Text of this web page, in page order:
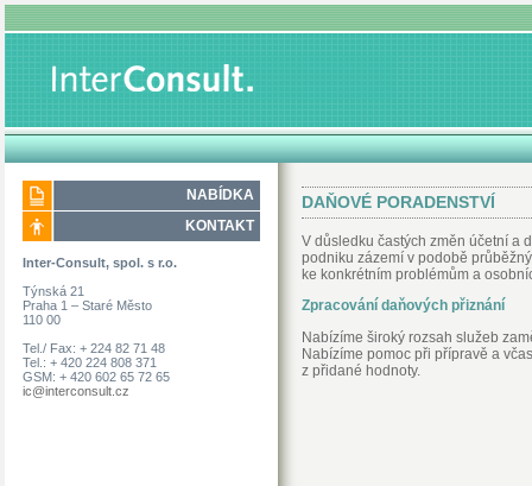
NABÍDKA
KONTAKT
Inter-Consult, spol. s r.o.
Týnská 21
Praha 1 – Staré Město
110 00
Tel./ Fax: + 224 82 71 48
Tel.: + 420 224 808 371
GSM: + 420 602 65 72 65
ic@interconsult.cz
DAŇOVÉ PORADENSTVÍ
V důsledku častých změn účetní a
podniku zázemí v podobě
ke konkrétním problémům a
Zpracování daňových přiznání
Nabízíme široký rozsah služeb
Nabízíme pomoc při přípravě a
z přidané hodnoty.